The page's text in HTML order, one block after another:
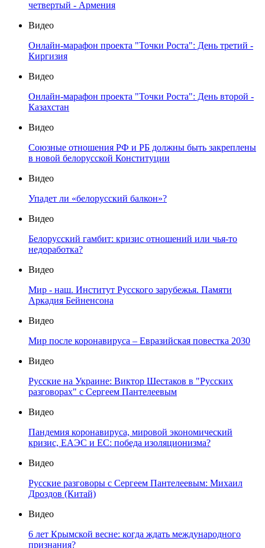
четвертый - Армения
Видео
Онлайн-марафон проекта "Точки Роста": День третий -
Киргизия
Видео
Онлайн-марафон проекта "Точки Роста": День второй -
Казахстан
Видео
Союзные отношения РФ и РБ должны быть закреплены
в новой белорусской Конституции
Видео
Упадет ли «белорусский балкон»?
Видео
Белорусский гамбит: кризис отношений или чья-то
недоработка?
Видео
Мир - наш. Институт Русского зарубежья. Памяти
Аркадия Бейненсона
Видео
Мир после коронавируса – Евразийская повестка 2030
Видео
Русские на Украине: Виктор Шестаков в "Русских
разговорах" с Сергеем Пантелеевым
Видео
Пандемия коронавируса, мировой экономический
кризис, ЕАЭС и ЕС: победа изоляционизма?
Видео
Русские разговоры с Сергеем Пантелеевым: Михаил
Дроздов (Китай)
Видео
6 лет Крымской весне: когда ждать международного
признания?